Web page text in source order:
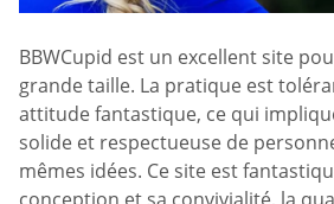
BBWCupid est un excellent site
grande taille. La pratique est
attitude fantastique, ce qui
solide et respectueuse de
mêmes idées. Ce site est